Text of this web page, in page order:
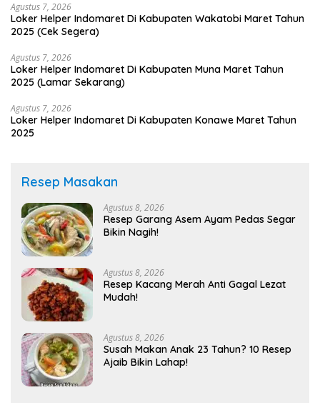
Agustus 7, 2026
Loker Helper Indomaret Di Kabupaten Wakatobi Maret Tahun
2025 (Cek Segera)
Agustus 7, 2026
Loker Helper Indomaret Di Kabupaten Muna Maret Tahun
2025 (Lamar Sekarang)
Agustus 7, 2026
Loker Helper Indomaret Di Kabupaten Konawe Maret Tahun
2025
Resep Masakan
Agustus 8, 2026
Resep Garang Asem Ayam Pedas Segar
Bikin Nagih!
Agustus 8, 2026
Resep Kacang Merah Anti Gagal Lezat
Mudah!
Agustus 8, 2026
Susah Makan Anak 23 Tahun? 10 Resep
Ajaib Bikin Lahap!